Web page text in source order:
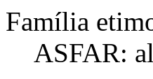
Família
ASFAR: